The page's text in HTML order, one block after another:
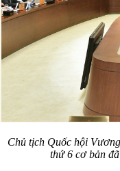
Chủ tịch Quốc hội
thứ 6 cơ bản